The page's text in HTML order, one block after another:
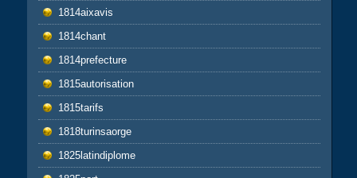
1814aixavis
1814chant
1814prefecture
1815autorisation
1815tarifs
1818turinsaorge
1825latindiplome